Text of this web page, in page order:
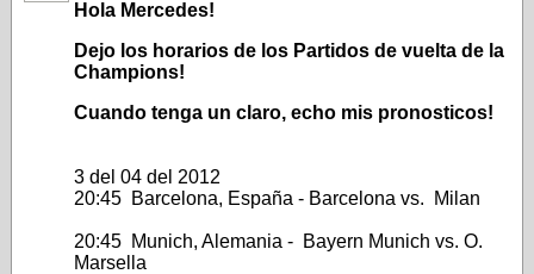
Hola Mercedes!
Dejo los horarios de los Partidos de vuelta de la
Champions!
Cuando tenga un claro, echo mis pronosticos!
3 del 04 del 2012
20:45 Barcelona, España - Barcelona vs. Milan
20:45 Munich, Alemania - Bayern Munich vs. O.
Marsella